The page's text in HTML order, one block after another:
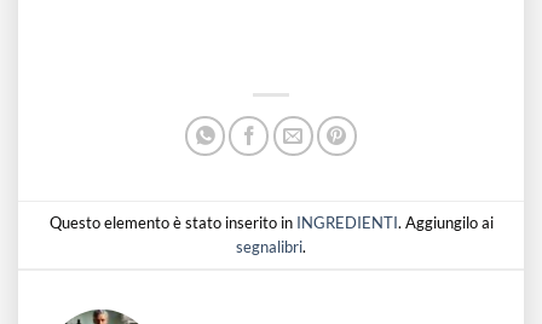
Questo elemento è stato inserito in INGREDIENTI. Aggiungilo ai
segnalibri.